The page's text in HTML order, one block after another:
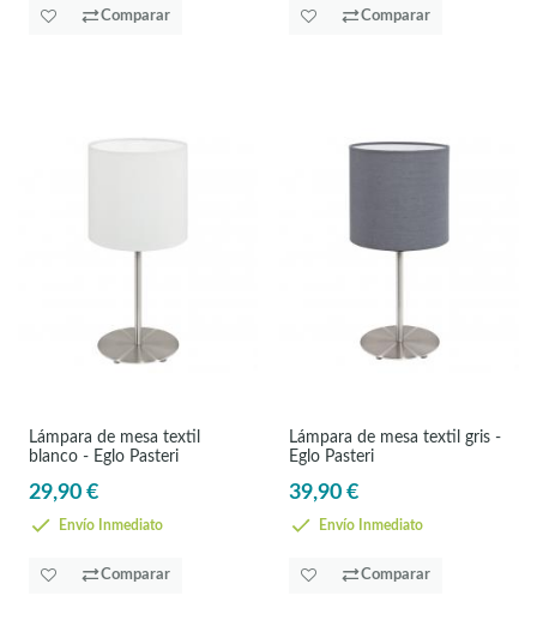
Comparar Comparar
Lámpara de mesa textil
blanco - Eglo Pasteri
29,90 €
Envío Inmediato
Comparar
Lámpara de mesa textil gris -
Eglo Pasteri
39,90 €
Envío Inmediato
Comparar